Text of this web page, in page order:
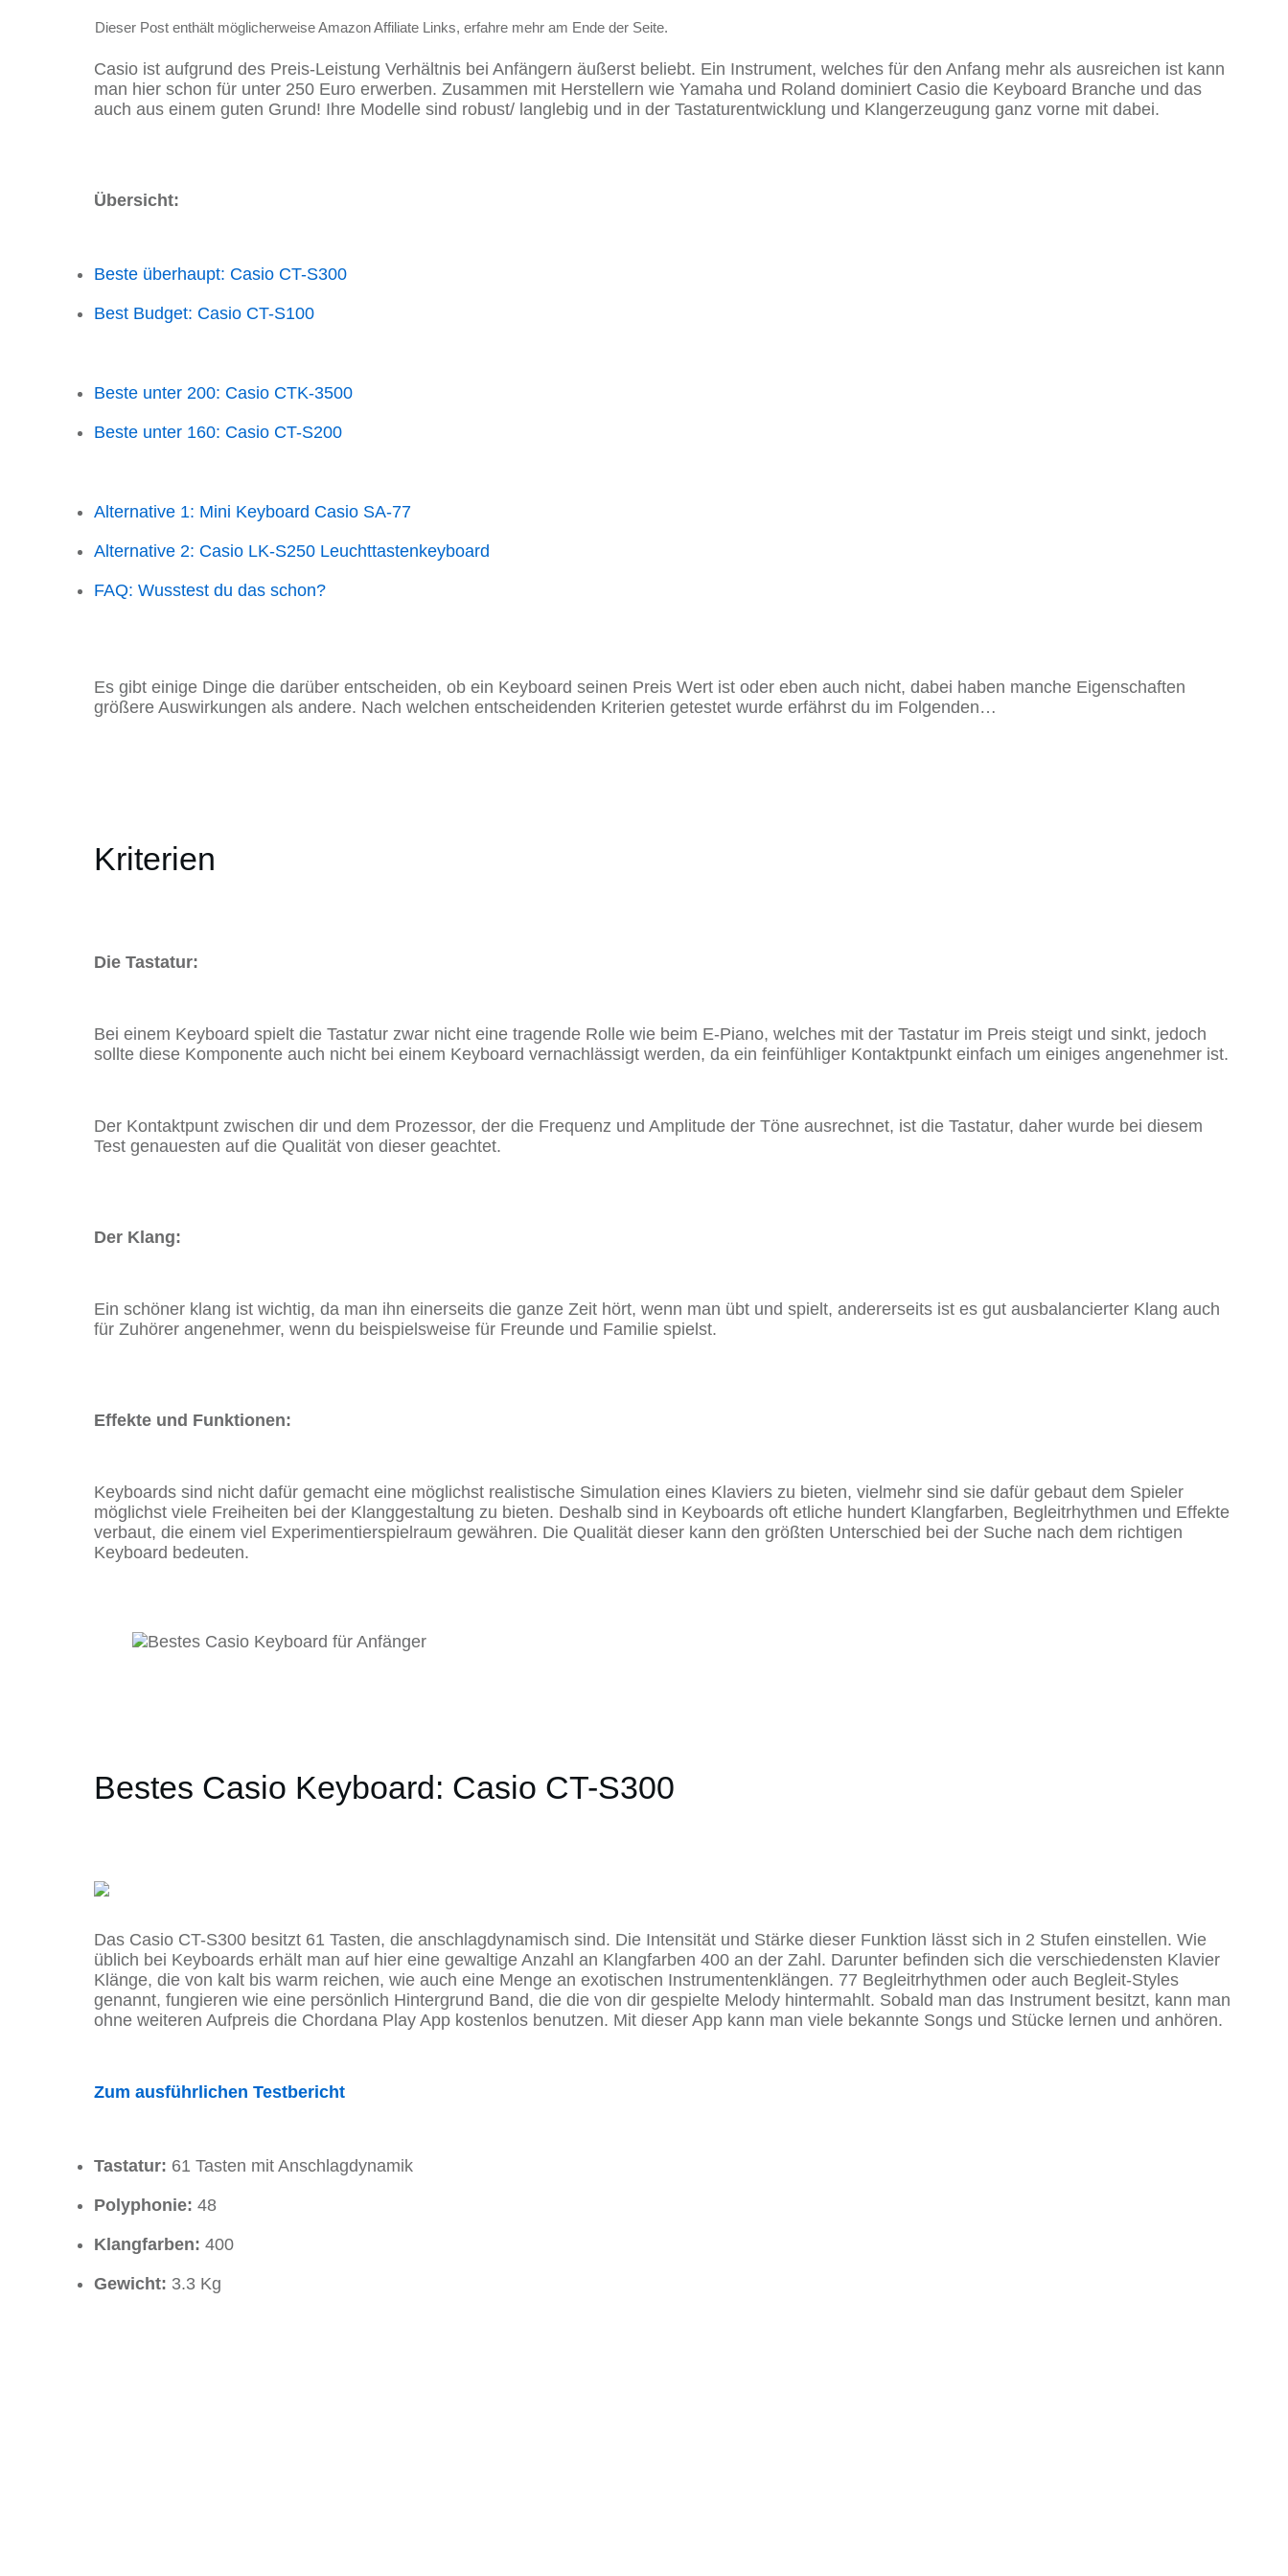
Dieser Post enthält möglicherweise Amazon Affiliate Links, erfahre mehr am Ende der Seite.
Casio ist aufgrund des Preis-Leistung Verhältnis bei Anfängern äußerst beliebt. Ein Instrument, welches für den Anfang mehr als ausreichen ist kann
man hier schon für unter 250 Euro erwerben. Zusammen mit Herstellern wie Yamaha und Roland dominiert Casio die Keyboard Branche und das
auch aus einem guten Grund! Ihre Modelle sind robust/ langlebig und in der Tastaturentwicklung und Klangerzeugung ganz vorne mit dabei.
Übersicht:
Beste überhaupt: Casio CT-S300
Best Budget: Casio CT-S100
Beste unter 200: Casio CTK-3500
Beste unter 160: Casio CT-S200
Alternative 1: Mini Keyboard Casio SA-77
Alternative 2: Casio LK-S250 Leuchttastenkeyboard
FAQ: Wusstest du das schon?
Es gibt einige Dinge die darüber entscheiden, ob ein Keyboard seinen Preis Wert ist oder eben auch nicht, dabei haben manche Eigenschaften
größere Auswirkungen als andere. Nach welchen entscheidenden Kriterien getestet wurde erfährst du im Folgenden…
Kriterien
Die Tastatur:
Bei einem Keyboard spielt die Tastatur zwar nicht eine tragende Rolle wie beim E-Piano, welches mit der Tastatur im Preis steigt und sinkt, jedoch
sollte diese Komponente auch nicht bei einem Keyboard vernachlässigt werden, da ein feinfühliger Kontaktpunkt einfach um einiges angenehmer ist.
Der Kontaktpunt zwischen dir und dem Prozessor, der die Frequenz und Amplitude der Töne ausrechnet, ist die Tastatur, daher wurde bei diesem
Test genauesten auf die Qualität von dieser geachtet.
Der Klang:
Ein schöner klang ist wichtig, da man ihn einerseits die ganze Zeit hört, wenn man übt und spielt, andererseits ist es gut ausbalancierter Klang auch
für Zuhörer angenehmer, wenn du beispielsweise für Freunde und Familie spielst.
Effekte und Funktionen:
Keyboards sind nicht dafür gemacht eine möglichst realistische Simulation eines Klaviers zu bieten, vielmehr sind sie dafür gebaut dem Spieler
möglichst viele Freiheiten bei der Klanggestaltung zu bieten. Deshalb sind in Keyboards oft etliche hundert Klangfarben, Begleitrhythmen und Effekte
verbaut, die einem viel Experimentierspielraum gewähren. Die Qualität dieser kann den größten Unterschied bei der Suche nach dem richtigen
Keyboard bedeuten.
Bestes Casio Keyboard: Casio CT-S300
Das Casio CT-S300 besitzt 61 Tasten, die anschlagdynamisch sind. Die Intensität und Stärke dieser Funktion lässt sich in 2 Stufen einstellen. Wie
üblich bei Keyboards erhält man auf hier eine gewaltige Anzahl an Klangfarben 400 an der Zahl. Darunter befinden sich die verschiedensten Klavier
Klänge, die von kalt bis warm reichen, wie auch eine Menge an exotischen Instrumentenklängen. 77 Begleitrhythmen oder auch Begleit-Styles
genannt, fungieren wie eine persönlich Hintergrund Band, die die von dir gespielte Melody hintermahlt. Sobald man das Instrument besitzt, kann man
ohne weiteren Aufpreis die Chordana Play App kostenlos benutzen. Mit dieser App kann man viele bekannte Songs und Stücke lernen und anhören.
Zum ausführlichen Testbericht
Tastatur: 61 Tasten mit Anschlagdynamik
Polyphonie: 48
Klangfarben: 400
Gewicht: 3.3 Kg